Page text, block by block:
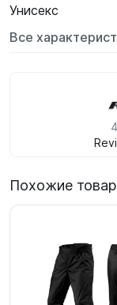
Унисекс
Все
Похожие